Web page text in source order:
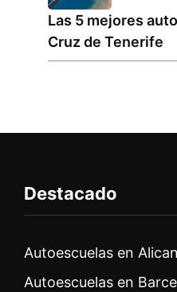
Las 5 mejores
Cruz de Tenerife
Destacado
Autoescuelas en
Autoescuelas en